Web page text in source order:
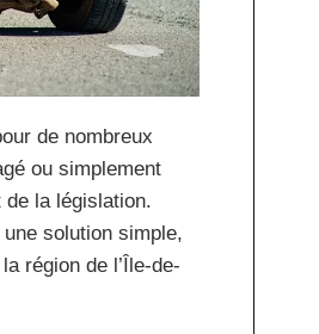
de nombreux
ou simplement
de la législation.
solution simple,
région de l’Île-de-